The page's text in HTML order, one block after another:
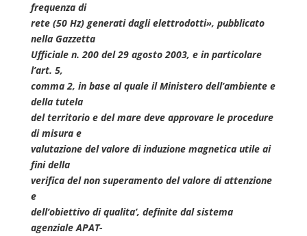
frequenza di
rete (50 Hz) generati dagli elettrodotti», pubblicato
nella Gazzetta
Ufficiale n. 200 del 29 agosto 2003, e in particolare
l’art. 5,
comma 2, in base al quale il Ministero dell’ambiente e
della tutela
del territorio e del mare deve approvare le procedure
di misura e
valutazione del valore di induzione magnetica utile ai
fini della
verifica del non superamento del valore di attenzione
e
dell’obiettivo di qualita’, definite dal sistema
agenziale APAT-